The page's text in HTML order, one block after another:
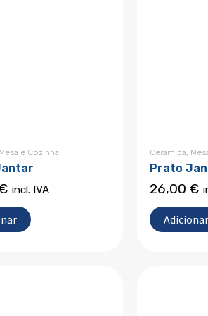
e Cozinha
incl. IVA
Cerâmica
Prato
26,00€
Adicionar